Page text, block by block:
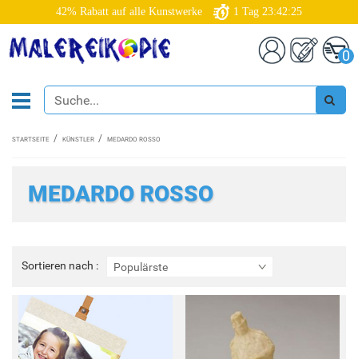
42% Rabatt auf alle Kunstwerke 1 Tag 23:42:25
0
STARTSEITE KÜNSTLER MEDARDO ROSSO
MEDARDO ROSSO
Sortieren nach : Populärste
Sortieren
nach